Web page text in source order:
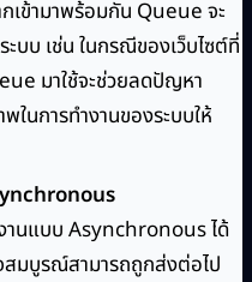
เข้ามาพร้อมกัน Queue จะ
ะบบ เช่น ในกรณีของเว็บไซต์ที่
มาใช้จะช่วยลดปัญหา
ในการทำงานของระบบให้
านแบบ Asynchronous ได้
สมบูรณ์สามารถถูกส่งต่อไป